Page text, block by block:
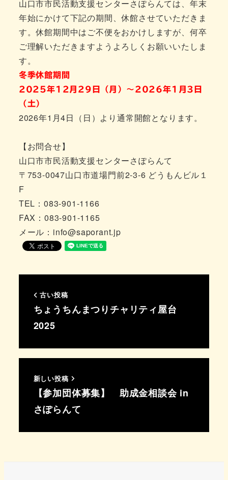
山口市市民活動支援センターさぽらんては、年末
年始にかけて下記の期間、休館させていただきま
す。休館期間中はご不便をおかけしますが、何卒
ご理解いただきますようよろしくお願いいたしま
す。
冬季休館期間
2025年12月29日（月）～2026年1月3日
（土）
2026年1月4日（日）より通常開館となります。
【お問合せ】
山口市市民活動支援センターさぽらんて
〒753-0047山口市道場門前2-3-6 どうもんビル１
F
TEL：083-901-1166
FAX：083-901-1165
メール：info@saporant.jp
古い投稿
ちょうちんまつりチャリティ屋台
2025
新しい投稿
【参加団体募集】 助成金相談会 in
さぽらんて